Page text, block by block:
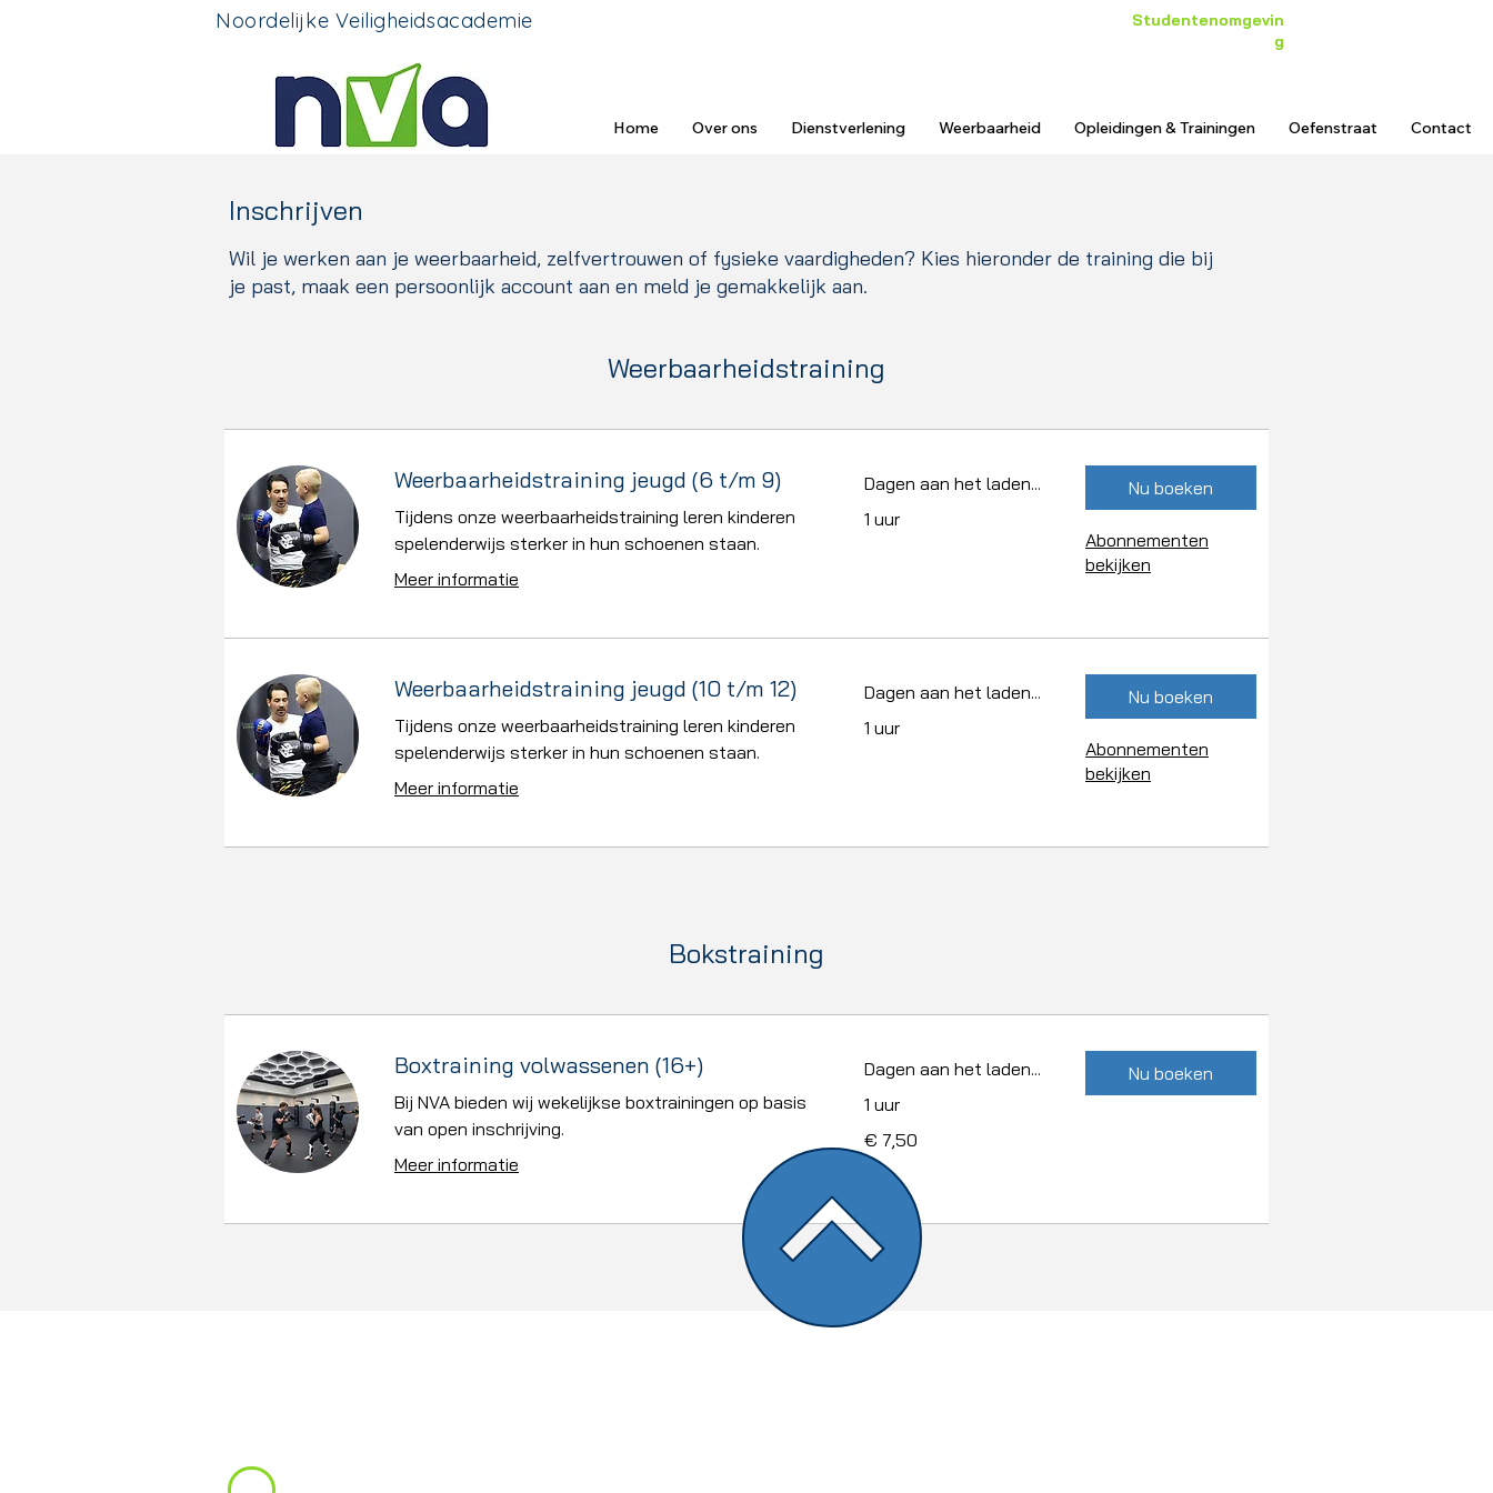
Studentenomgevin
g
Home Over ons Dienstverlening Weerbaarheid Opleidingen & Trainingen Oefenstraat Contact
Noordelijke Veiligheidsacademie
Inschrijven
Weerbaarheidstraining
Weerbaarheidstraining jeugd (6 t/m 9)
Tijdens onze weerbaarheidstraining leren kinderen
spelenderwijs sterker in hun schoenen staan.
Meer informatie
Dagen aan het laden...
1 uur
Nu boeken
Abonnementen
bekijken
Weerbaarheidstraining jeugd (10 t/m 12)
Tijdens onze weerbaarheidstraining leren kinderen
spelenderwijs sterker in hun schoenen staan.
Meer informatie
Dagen aan het laden...
1 uur
Nu boeken
Abonnementen
bekijken
Bokstraining
Boxtraining volwassenen (16+)
Bij NVA bieden wij wekelijkse boxtrainingen op basis
van open inschrijving.
Meer informatie
Dagen aan het laden...
1 uur
euro
€ 7,50
Nu boeken
Wil je werken aan je weerbaarheid, zelfvertrouwen of fysieke vaardigheden? Kies hieronder de training die bij
je past, maak een persoonlijk account aan en meld je gemakkelijk aan.